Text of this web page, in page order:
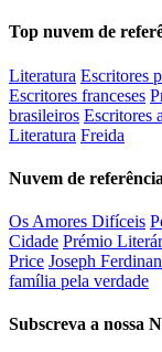
Top nuvem de
Literatura Escritores
Escritores franceses
brasileiros Escritores
Literatura Freida
Nuvem de
Os Amores Difíceis
Cidade Prémio
Price Joseph
família pela verdade
Subscreva a nossa